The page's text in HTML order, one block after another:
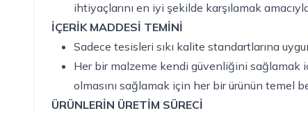
ihtiyaçlarını en iyi şekilde karşılamak
İÇERİK MADDESİ TEMİNİ
Sadece tesisleri sıkı kalite standartlarına
Her bir malzeme kendi güvenliğini sağlamak
olmasını sağlamak için her bir ürünün temel
ÜRÜNLERİN ÜRETİM SÜRECİ